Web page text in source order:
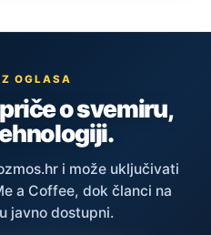
OGLASA
o svemiru,
i može uključivati
a Coffee, dok članci na
javno dostupni.